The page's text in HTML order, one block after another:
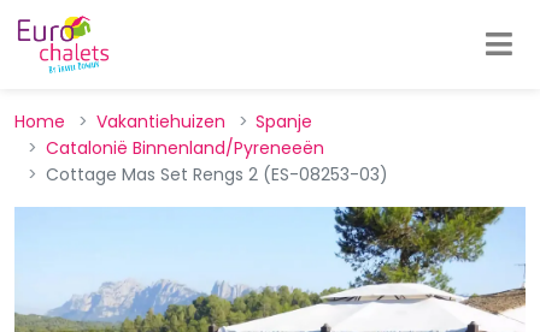
Home Vakantiehuizen
Spanje
Catalonië Binnenland/Pyreneeën
Cottage Mas Set Rengs 2 (ES-08253-03)